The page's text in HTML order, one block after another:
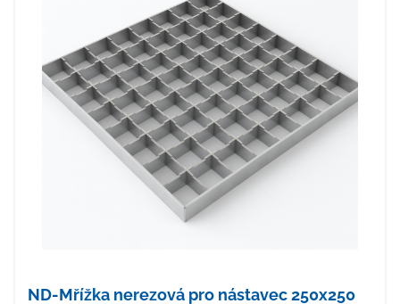
ND-Mřížka nerezová pro nástavec 250x250